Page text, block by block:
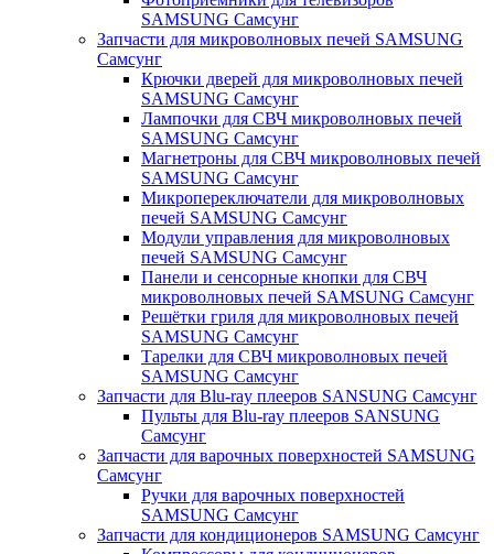
SAMSUNG Самсунг
Запчасти для микроволновых печей SAMSUNG
Самсунг
Крючки дверей для микроволновых печей
SAMSUNG Самсунг
Лампочки для СВЧ микроволновых печей
SAMSUNG Самсунг
Магнетроны для СВЧ микроволновых печей
SAMSUNG Самсунг
Микропереключатели для микроволновых
печей SAMSUNG Самсунг
Модули управления для микроволновых
печей SAMSUNG Самсунг
Панели и сенсорные кнопки для СВЧ
микроволновых печей SAMSUNG Самсунг
Решётки гриля для микроволновых печей
SAMSUNG Самсунг
Тарелки для СВЧ микроволновых печей
SAMSUNG Самсунг
Запчасти для Blu-ray плееров SANSUNG Самсунг
Пульты для Blu-ray плееров SANSUNG
Самсунг
Запчасти для варочных поверхностей SAMSUNG
Самсунг
Ручки для варочных поверхностей
SAMSUNG Самсунг
Запчасти для кондиционеров SAMSUNG Самсунг